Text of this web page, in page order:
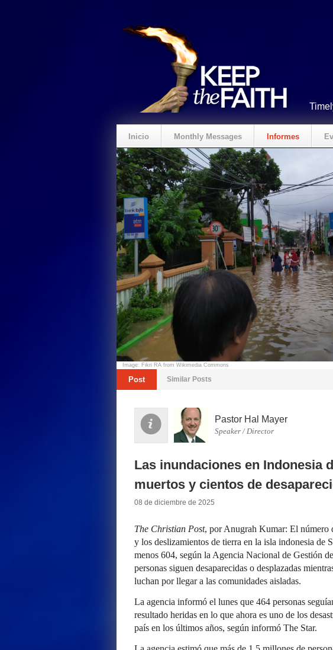
Inicio Monthly Messages Informes
Image: Fikri RA from Wikimedia Commons
Post Similar Posts
Pastor Hal Mayer
Speaker / Director
Las inundaciones en Indonesia
muertos y cientos de
08 de diciembre de 2025
The Christian Post, por Anugrah Kumar: El número
y los deslizamientos de tierra en la isla indonesia de
menos 604, según la Agencia Nacional de Gestión
personas siguen desaparecidas o desplazadas
luchan por llegar a las comunidades aisladas.
La agencia informó el lunes que 464 personas
resultado heridas en lo que ahora es uno de los
país en los últimos años, según informó The Star.